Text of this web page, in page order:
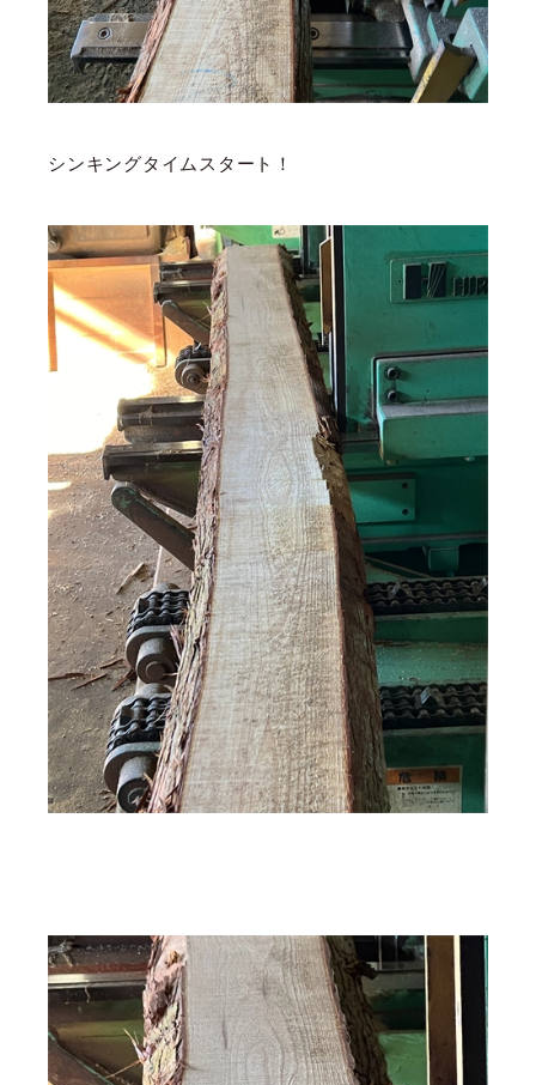
シンキングタイムスタート！